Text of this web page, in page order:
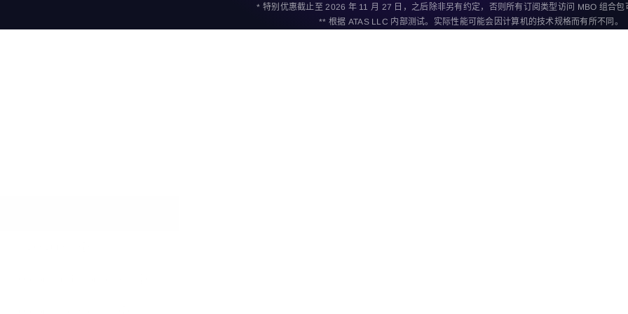
* 特别优惠截止至 2026 年 11 月 27 日，之后除非另有约定，否则所有订阅类型访问 MBO 组合包
** 根据 ATAS LLC 内部测试。实际性能可能会因计算机的技术规格而有所不同。